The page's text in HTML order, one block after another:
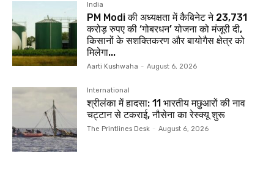
India
PM Modi की अध्यक्षता में कैबिनेट ने 23,731
करोड़ रुपए की ‘गोबरधन’ योजना को मंजूरी दी,
किसानों के सशक्तिकरण और बायोगैस क्षेत्र को
मिलेगा...
Aarti Kushwaha - August 6, 2026
International
श्रीलंका में हादसा: 11 भारतीय मछुआरों की नाव
चट्टान से टकराई, नौसेना का रेस्क्यू शुरू
The Printlines Desk - August 6, 2026